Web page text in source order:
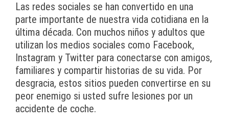
Las redes sociales se han convertido en una
parte importante de nuestra vida cotidiana en la
última década. Con muchos niños y adultos que
utilizan los medios sociales como Facebook,
Instagram y Twitter para conectarse con amigos,
familiares y compartir historias de su vida. Por
desgracia, estos sitios pueden convertirse en su
peor enemigo si usted sufre lesiones por un
accidente de coche.